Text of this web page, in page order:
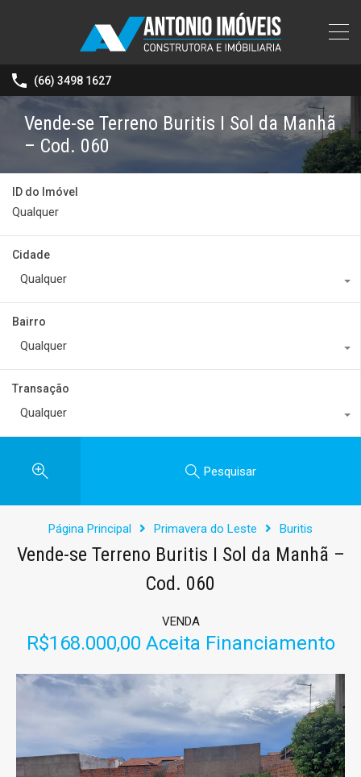
(66) 3498 1627
Vende-se Terreno Buritis I Sol da Manhã
– Cod. 060
ID do Imóvel
Cidade
Qualquer
Bairro
Qualquer
Transação
Qualquer
Pesquisar
Página Principal Primavera do Leste Buritis
Vende-se Terreno Buritis I Sol da Manhã –
Cod. 060
VENDA
R$168.000,00 Aceita Financiamento